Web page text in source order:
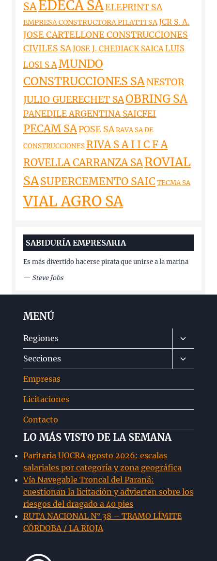
SAEDECA SAELEPRINT SA
EMPRESA CONSTRUCTORA PILATTI SAJCR S. A.
JOSE CARTELLONE CONSTRUCCIONES
CIVILES SAJOSE J. CHEDIACK SAICALUIS
LOSI S AMUNDO
CONSTRUCCIONES SANESTOR
JULIO GUERECHET SAOBRING SA
PANEDILE ARGENTINA SAICFEI
PECAM SAPOSE SARAVA SA DE
CONSTRUCCIONES RIVA S A I I C F A
ROVELLA CARRANZA SAROVIAL
SASUPERCEMENTO SAIC TECMA SA
VIAL AGRO SA
SABIDURÍA EMPRESARIA
Es más divertido hacerse pirata que unirse a la marina
— Steve Jobs
MENÚ
Regiones
Alternar
menú
hijo
Secciones
Alternar
menú
Empresas
Licitaciones
Contacto
LO MÁS VISTO DE LA SEMANA
Paritaria UOCRA agosto 2026: escalas
salariales por categoría y zona geográfica
Vía Navegable Troncal del Paraná:
cuestionan la licitación y advierten sobre los
riesgos del dragado a 40 pies
RUTA NACIONAL N° 38 – TRAMO LÍMITE
CÓRDOBA / LA RIOJA